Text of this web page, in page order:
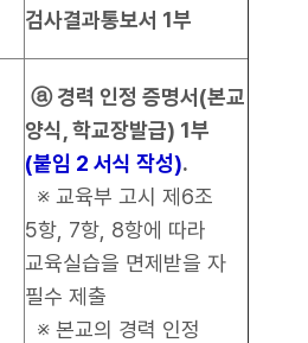
검사결과통보서 1부
ⓐ 경력 인정 증명서(본교
양식, 학교장발급) 1부
(붙임 2 서식 작성).
※ 교육부 고시 제6조
5항, 7항, 8항에 따라
교육실습을 면제받을 자
필수 제출
※ 본교의 경력 인정